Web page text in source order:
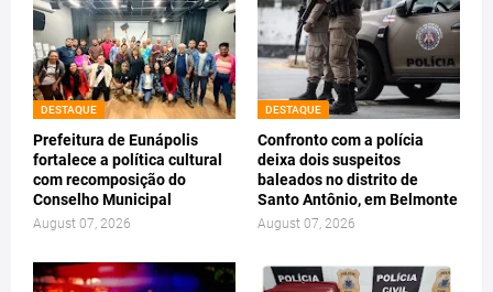
DESTAQUE
Prefeitura de Eunápolis
fortalece a política cultural
com recomposição do
Conselho Municipal
August 07, 2026
DESTAQUE
Confronto com a polícia
deixa dois suspeitos
baleados no distrito de
Santo Antônio, em Belmonte
August 07, 2026